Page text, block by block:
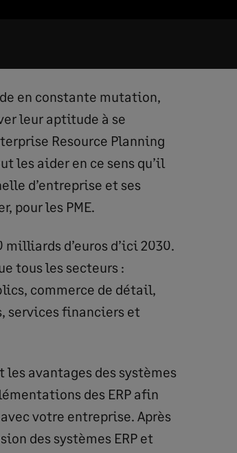
en constante mutation,
leur aptitude à se
Resource Planning
les aider en ce sens qu’il
d’entreprise et ses
pour les PME.
d’euros d’ici 2030.
tous les secteurs :
commerce de détail,
services financiers et
avantages des systèmes
des ERP afin
votre entreprise. Après
des systèmes ERP et